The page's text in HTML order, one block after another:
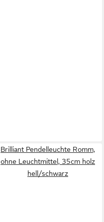
Brilliant Pendelleuchte Romm,
ohne Leuchtmittel, 35cm holz
hell/schwarz